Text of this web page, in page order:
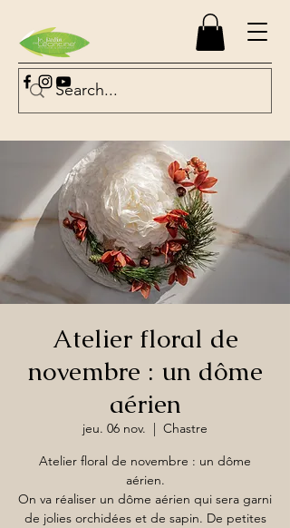
Atelier floral de
novembre : un dôme
aérien
jeu. 06 nov.
  |
Chastre
Atelier floral de novembre : un dôme
aérien.
On va réaliser un dôme aérien qui sera garni
de jolies orchidées et de sapin. De petites